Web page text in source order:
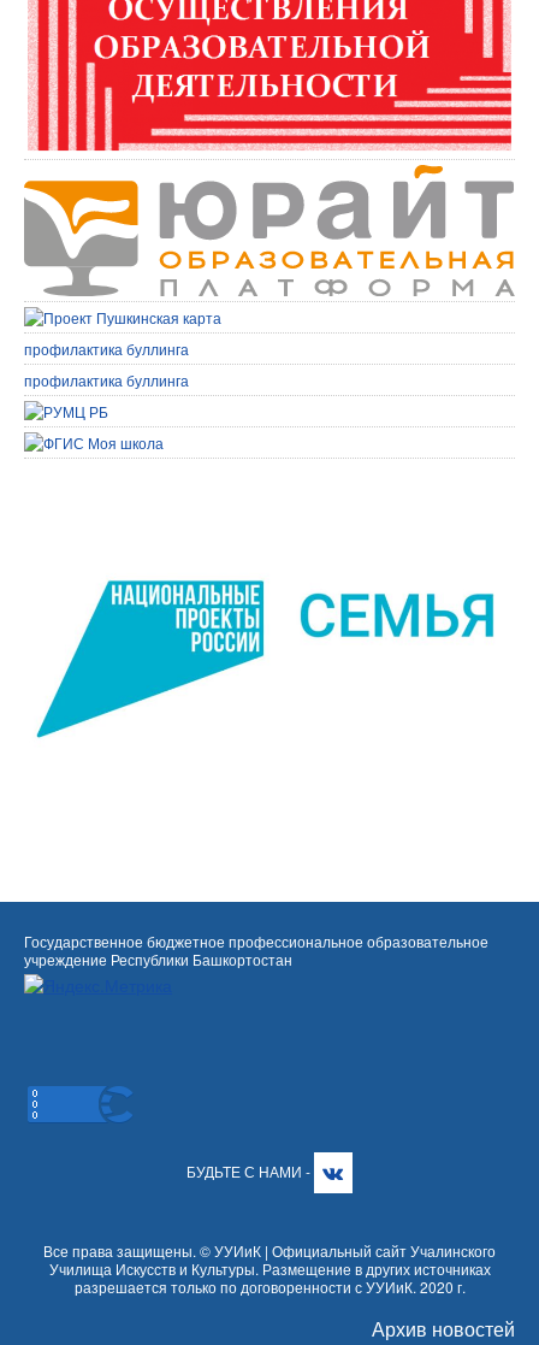
профилактика буллинга
профилактика буллинга
Государственное бюджетное профессиональное образовательное
учреждение Республики Башкортостан
БУДЬТЕ С НАМИ -
Все права защищены. © УУИиК | Официальный сайт Учалинского
Училища Искусств и Культуры. Размещение в других источниках
разрешается только по договоренности с УУИиК. 2020 г.
Архив новостей